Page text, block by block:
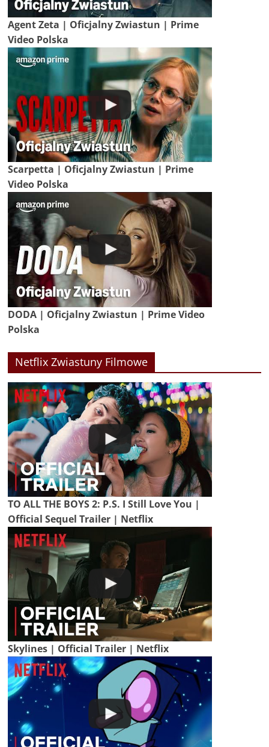
Agent Zeta | Oficjalny Zwiastun | Prime
Video Polska
Scarpetta | Oficjalny Zwiastun | Prime
Video Polska
DODA | Oficjalny Zwiastun | Prime Video
Polska
Netflix Zwiastuny Filmowe
TO ALL THE BOYS 2: P.S. I Still Love You |
Official Sequel Trailer | Netflix
Skylines | Official Trailer | Netflix